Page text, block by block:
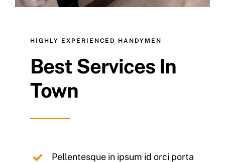
HIGHLY EXPERIENCED HANDYMEN
Best Services In
Town
Pellentesque in ipsum id orci porta